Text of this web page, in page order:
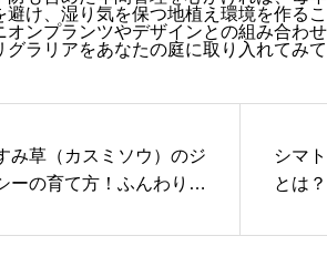
避け、湿り気を保つ地植え環境を作る
オンプランツやデザインとの組み合わ
グラリアをあなたの庭に取り入れてみ
み草（カスミソウ）のジ
ーの育て方！ふんわり可
シマ
とは